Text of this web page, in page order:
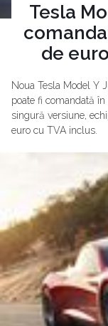
Tesla
de
Noua Tesla Model Y
poate fi comandată
singură versiune,
euro cu TVA inclus.